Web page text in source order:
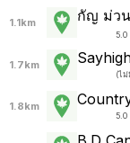
1.1km กัญ ม่วน
5.0
1.7km
(ไม่
1.8km
5.0